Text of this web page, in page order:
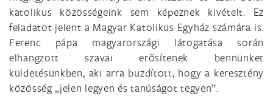
katolikus közösségeink sem képeznek kivételt. Ez
feladatot jelent a Magyar Katolikus Egyház számára is.
Ferenc pápa magyarországi látogatása során
elhangzott szavai erősítenek bennünket
küldetésünkben, aki arra buzdított, hogy a keresztény
közösség „jelen legyen és tanúságot tegyen”.